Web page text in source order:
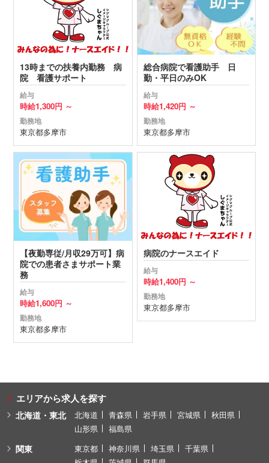
13時までの扶養内勤務 病
院 看護サポート
給与
時給1,300円 ～
勤務地
東京都多摩市
総合病院で看護助手 日
勤・平日のみOK
給与
時給1,420円 ～
勤務地
東京都多摩市
【夜勤専従/月収29万可】病
院での患者さまサポート業
務
給与
時給1,600円 ～
勤務地
東京都多摩市
病院のナースエイド
給与
時給1,400円 ～
勤務地
東京都多摩市
エリアから求人を探す
北海道・東北 北海道 青森県 岩手県 宮城県
秋田県
山形県
福島県
関東 東京都 神奈川県 埼玉県
千葉県